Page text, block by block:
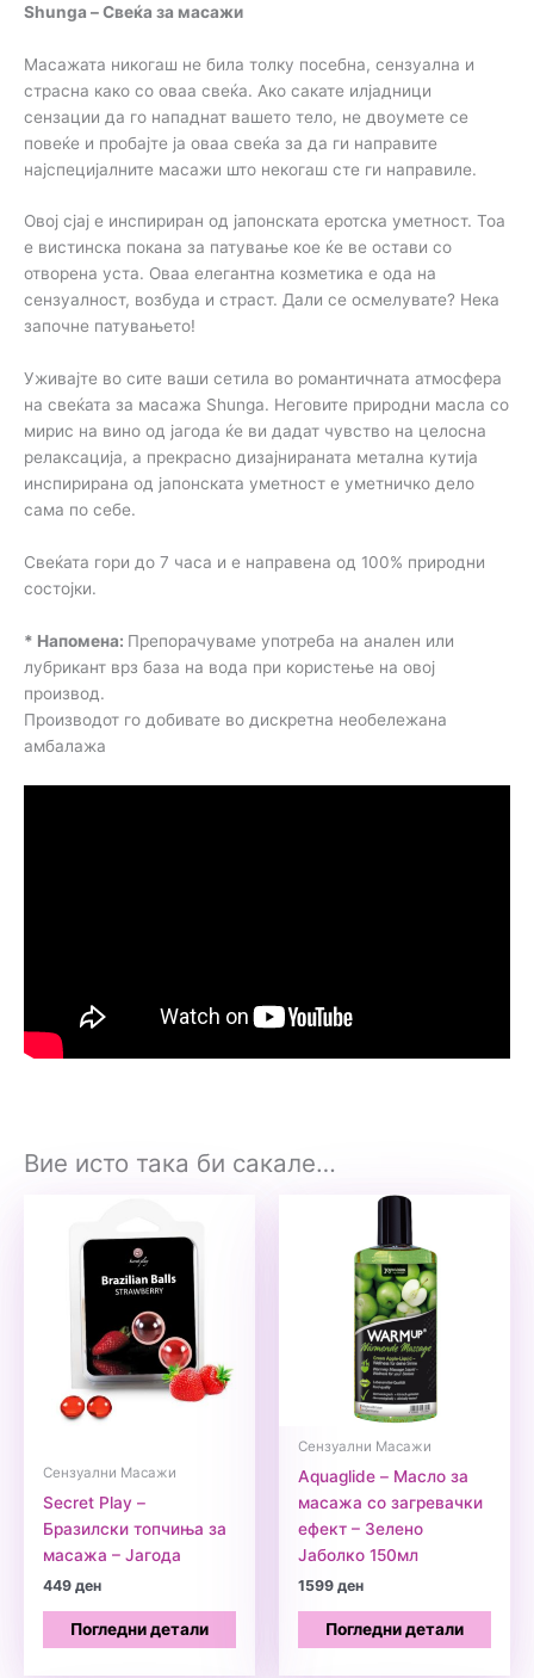
Shunga – Свеќа за масажи
Масажата никогаш не била толку посебна, сензуална и
страсна како со оваа свеќа. Ако сакате илјадници
сензации да го нападнат вашето тело, не двоумете се
повеќе и пробајте ја оваа свеќа за да ги направите
најспецијалните масажи што некогаш сте ги направиле.
Овој сјај е инспириран од јапонската еротска уметност. Тоа
е вистинска покана за патување кое ќе ве остави со
отворена уста. Оваа елегантна козметика е ода на
сензуалност, возбуда и страст. Дали се осмелувате? Нека
започне патувањето!
Уживајте во сите ваши сетила во романтичната атмосфера
на свеќата за масажа Shunga. Неговите природни масла со
мирис на вино од јагода ќе ви дадат чувство на целосна
релаксација, а прекрасно дизајнираната метална кутија
инспирирана од јапонската уметност е уметничко дело
сама по себе.
Свеќата гори до 7 часа и е направена од 100% природни
состојки.
* Напомена: Препорачуваме употреба на анален или
лубрикант врз база на вода при користење на овој
производ.
Производот го добивате во дискретна необележана
амбалажа
Вие исто така би сакале…
Сензуални Масажи
Secret Play –
Бразилски топчиња за
масажа – Јагода
449ден
Погледни детали
Сензуални Масажи
Aquaglide – Масло за
масажа со загревачки
ефект – Зелено
Јаболко 150мл
1599ден
Погледни детали